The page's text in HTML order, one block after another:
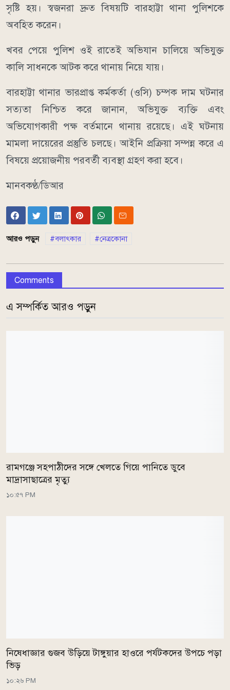
সৃষ্টি হয়। স্বজনরা দ্রুত বিষয়টি বারহাট্টা থানা পুলিশকে
অবহিত করেন।
খবর পেয়ে পুলিশ ওই রাতেই অভিযান চালিয়ে অভিযুক্ত
কালি সাধনকে আটক করে থানায় নিয়ে যায়।
বারহাট্টা থানার ভারপ্রাপ্ত কর্মকর্তা (ওসি) চম্পক দাম ঘটনার
সত্যতা নিশ্চিত করে জানান, অভিযুক্ত ব্যক্তি এবং
অভিযোগকারী পক্ষ বর্তমানে থানায় রয়েছে। এই ঘটনায়
মামলা দায়েরের প্রস্তুতি চলছে। আইনি প্রক্রিয়া সম্পন্ন করে এ
বিষয়ে প্রয়োজনীয় পরবর্তী ব্যবস্থা গ্রহণ করা হবে।
মানবকণ্ঠ/ডিআর
আরও পড়ুন বলাৎকার নেত্রকোনা
Comments
এ সম্পর্কিত আরও পড়ুন
রামগঞ্জে সহপাঠীদের সঙ্গে খেলতে গিয়ে পানিতে ডুবে
মাদ্রাসাছাত্রের মৃত্যু
১০:৫৭ PM
নিষেধাজ্ঞার গুজব উড়িয়ে টাঙ্গুয়ার হাওরে পর্যটকদের উপচে পড়া
ভিড়
১০:২৬ PM